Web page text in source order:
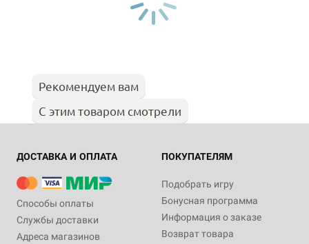
Рекомендуем вам
С этим товаром смотрели
ДОСТАВКА И ОПЛАТА
Способы оплаты
Службы доставки
Адреса магазинов
ПОКУПАТЕЛЯМ
Подобрать игру
Бонусная программа
Информация о заказе
Возврат товара